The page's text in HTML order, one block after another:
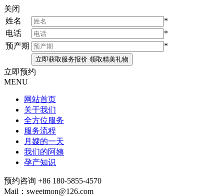
关闭
姓名
*
电话
*
预产期
*
立即预约
MENU
网站首页
关于我们
全方位服务
服务流程
月嫂的一天
我们的阿姨
孕产知识
预约咨询 +86 180-5855-4570
Mail：sweetmon@126.com